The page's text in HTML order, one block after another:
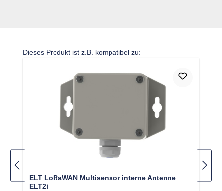
Produktgalerie überspringen
Dieses Produkt ist z.B. kompatibel zu:
ELT LoRaWAN Multisensor interne Antenne
ELT2i